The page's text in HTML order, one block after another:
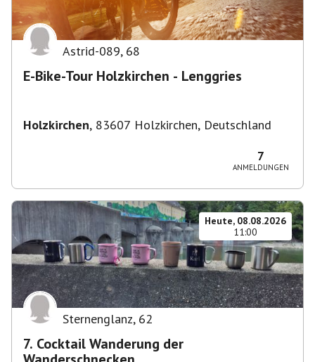
Astrid-089, 68
E-Bike-Tour Holzkirchen - Lenggries
Holzkirchen, 83607 Holzkirchen, Deutschland
7
ANMELDUNGEN
Heute, 08.08.2026
11:00
Sternenglanz, 62
7. Cocktail Wanderung der